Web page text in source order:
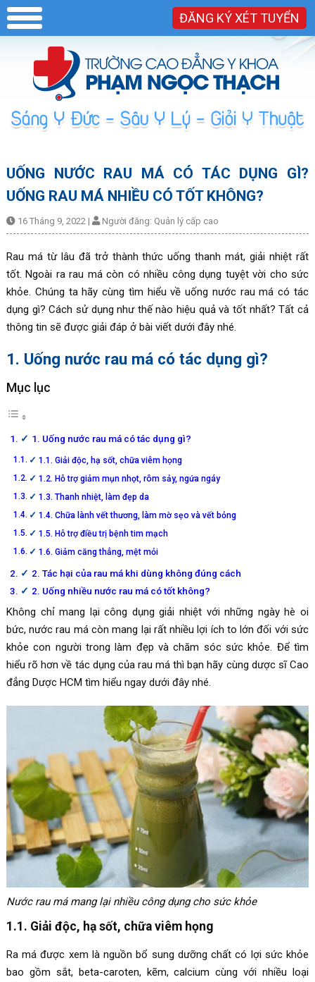
ĐĂNG KÝ XÉT TUYỂN
UỐNG NƯỚC RAU MÁ CÓ TÁC DỤNG GÌ?
UỐNG RAU MÁ NHIỀU CÓ TỐT KHÔNG?
16 Tháng 9, 2022 | Người đăng: Quản lý cấp cao
Rau má từ lâu đã trở thành thức uống thanh mát, giải nhiệt rất
tốt. Ngoài ra rau má còn có nhiều công dụng tuyệt vời cho sức
khỏe. Chúng ta hãy cùng tìm hiểu về uống nước rau má có tác
dụng gì? Cách sử dụng như thế nào hiệu quả và tốt nhất? Tất cả
thông tin sẽ được giải đáp ở bài viết dưới đây nhé.
1. Uống nước rau má có tác dụng gì?
Mục lục
1. Uống nước rau má có tác dụng gì?
1.1. Giải độc, hạ sốt, chữa viêm họng
1.2. Hỗ trợ giảm mụn nhọt, rôm sảy, ngứa ngáy
1.3. Thanh nhiệt, làm đẹp da
1.4. Chữa lành vết thương, làm mờ sẹo và vết bỏng
1.5. Hỗ trợ điều trị bệnh tim mạch
1.6. Giảm căng thẳng, mệt mỏi
2. Tác hại của rau má khi dùng không đúng cách
2. Uống nhiều nước rau má có tốt không?
Không chỉ mang lại công dụng giải nhiệt với những ngày hè oi
bức, nước rau má còn mang lại rất nhiều lợi ích to lớn đối với sức
khỏe con người trong làm đẹp và chăm sóc sức khỏe. Để tìm
hiểu rõ hơn về tác dụng của rau má thì bạn hãy cùng dược sĩ Cao
đẳng Dược HCM tìm hiểu ngay dưới đây nhé.
Nước rau má mang lại nhiều công dụng cho sức khỏe
1.1. Giải độc, hạ sốt, chữa viêm họng
Ra má được xem là nguồn bổ sung dưỡng chất có lợi sức khỏe
bao gồm sắt, beta-caroten, kẽm, calcium cùng với nhiều loại